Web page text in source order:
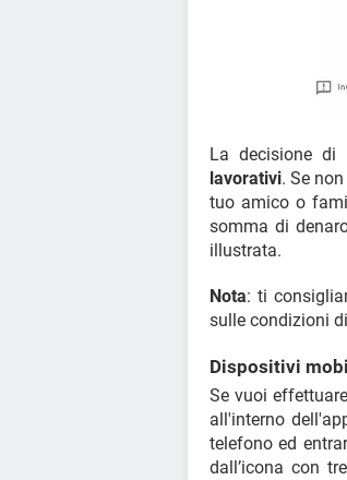
La decisione di
lavorativi. Se
tuo amico o
somma di
illustrata.
Nota: ti
sulle condizioni
Dispositivi
Se vuoi
all'interno
telefono ed
dall’icona con